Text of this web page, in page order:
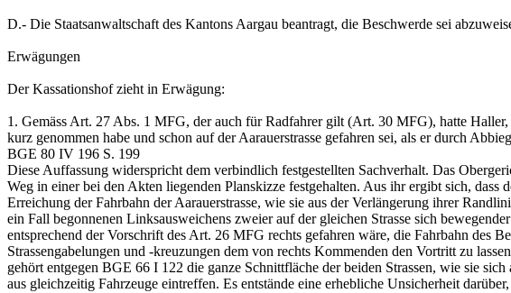
D.- Die Staatsanwaltschaft des Kantons Aargau beantragt, die Beschwerde sei
Erwägungen
Der Kassationshof zieht in Erwägung:
1. Gemäss Art. 27 Abs. 1 MFG, der auch für Radfahrer gilt (Art. 30 MFG), hatte
kurz genommen habe und schon auf der Aarauerstrasse gefahren sei, als er durch
BGE 80 IV 196 S. 199
Diese Auffassung widerspricht dem verbindlich festgestellten Sachverhalt. Das
Weg in einer bei den Akten liegenden Planskizze festgehalten. Aus ihr ergibt sich,
Erreichung der Fahrbahn der Aarauerstrasse, wie sie aus der Verlängerung ihrer
ein Fall begonnenen Linksausweichens zweier auf der gleichen Strasse sich
entsprechend der Vorschrift des Art. 26 MFG rechts gefahren wäre, die Fahrbahn des
Strassengabelungen und -kreuzungen dem von rechts Kommenden den Vortritt zu
gehört entgegen BGE 66 I 122 die ganze Schnittfläche der beiden Strassen, wie sie
aus gleichzeitig Fahrzeuge eintreffen. Es entstände eine erhebliche Unsicherheit